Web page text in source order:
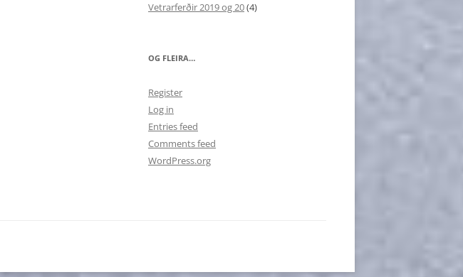
Vetrarferðir 2019 og 20(4)
OG FLEIRA…
Register
Log in
Entries feed
Comments feed
WordPress.org